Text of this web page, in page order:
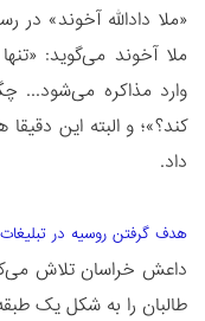
«ملا دادالله آخوند» در
ملا آخوند می‌گوید:
وارد مذاکره می‌شود...
کند؟»؛ و البته این
داد.
هدف گرفتن روسیه در
داعش خراسان تلاش
طالبان را به شکل یک